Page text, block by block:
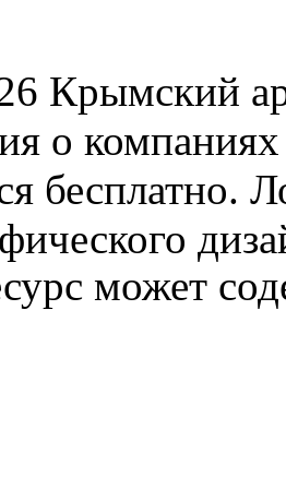
Крымский
о компаниях
бесплатно.
может